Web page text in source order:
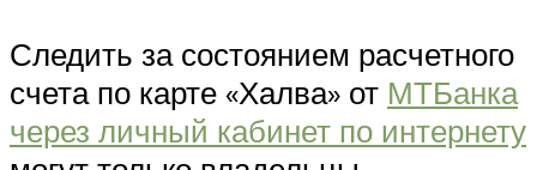
Следить за состоянием расчетного
счета по карте «Халва» от МТБанка
через личный кабинет по интернету